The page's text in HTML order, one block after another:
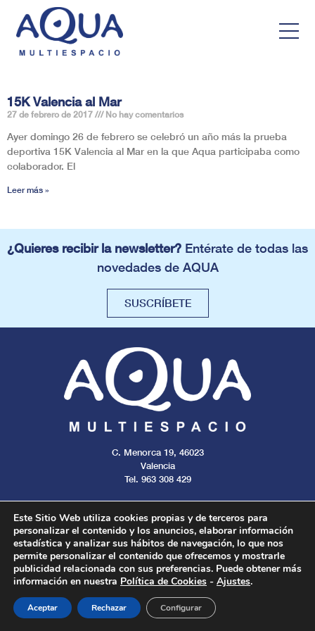
15K Valencia al Mar
27 de febrero de 2017 No hay comentarios
Ayer domingo 26 de febrero se celebró un año más la prueba
deportiva 15K Valencia al Mar en la que Aqua participaba como
colaborador. El
Leer más »
¿Quieres recibir la newsletter? Entérate de todas las
novedades de AQUA
SUSCRÍBETE
C. Menorca 19, 46023
Valencia
Tel. 963 308 429
Todos los derechos reservados. 2024.
Aviso legal Cookies Privacidad
Este Sitio Web utiliza cookies propias y de terceros para
personalizar el contenido y los anuncios, elaborar información
estadística y analizar sus hábitos de navegación, lo que nos
permite personalizar el contenido que ofrecemos y mostrarle
publicidad relacionada con sus preferencias. Puede obtener más
información en nuestra Política de Cookies - Ajustes.
Aceptar Rechazar Configurar